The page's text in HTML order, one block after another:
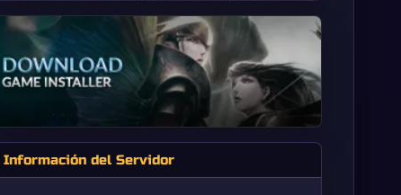
Información del Servidor